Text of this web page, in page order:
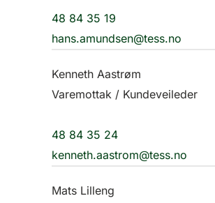
48 84 35 19
hans.amundsen@tess.no
Kenneth Aastrøm
Varemottak / Kundeveileder
48 84 35 24
kenneth.aastrom@tess.no
Mats Lilleng